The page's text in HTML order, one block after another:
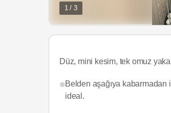
1 / 3
Düz, mini kesim, tek omuz
Belden aşağıya
ideal.